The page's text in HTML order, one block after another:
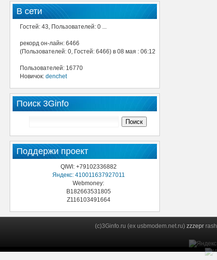
В сети
Гостей: 43, Пользователей: 0 ...
рекорд он-лайн: 6466
(Пользователей: 0, Гостей: 6466) в 08 мая : 06:12
Пользователей: 16770
Новичок: denchet
Поиск 3Ginfo
Поддержи проект
QIWI: +79102336882
Яндекс: 410011637927011
Webmoney:
B182663531805
Z116103491664
(c)3Ginfo.ru (ex usbmodem.net.ru) zzzepr